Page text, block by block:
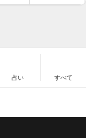
占い すべて